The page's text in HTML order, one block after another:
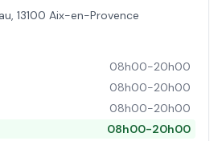
, 13100 Aix-en-Provence
08h00-20h00
08h00-20h00
08h00-20h00
08h00-20h00